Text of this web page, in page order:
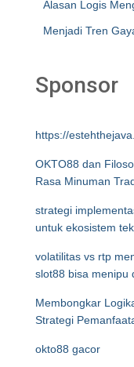
Alasan Logis
Menjadi Tren
Sponsor
https://
OKTO88 dan
Rasa Minuman
strategi
untuk ekosistem
volatilitas vs rtp
slot88 bisa menipu
Membongkar
Strategi
okto88 gacor